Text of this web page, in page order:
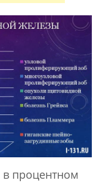
в процентном